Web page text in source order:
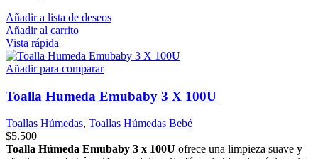
Añadir a lista de deseos
Añadir al carrito
Vista rápida
Añadir para comparar
Toalla Humeda Emubaby 3 X 100U
Toallas Húmedas, Toallas Húmedas Bebé
$5.500
Toalla Húmeda Emubaby 3 x 100U ofrece una limpieza suave y